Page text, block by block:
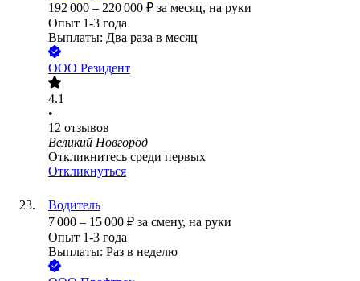
192 000 – 220 000 ₽ за месяц, на руки
Опыт 1-3 года
Выплаты: Два раза в месяц
ООО Резидент
4.1
•
12 отзывов
Великий Новгород
Откликнитесь среди первых
Откликнуться
Водитель
7 000 – 15 000 ₽ за смену, на руки
Опыт 1-3 года
Выплаты: Раз в неделю